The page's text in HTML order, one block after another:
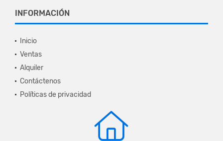
INFORMACIÓN
Inicio
Ventas
Alquiler
Contáctenos
Políticas de privacidad